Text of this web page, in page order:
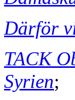
Därför
TACK
Syrien;